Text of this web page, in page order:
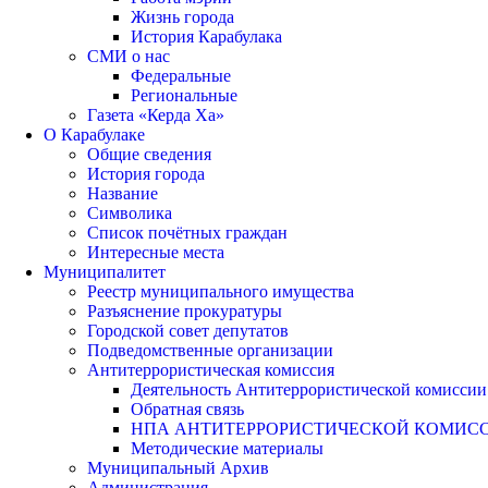
Жизнь города
История Карабулака
СМИ о нас
Федеральные
Региональные
Газета «Керда Ха»
О Карабулаке
Общие сведения
История города
Название
Символика
Список почётных граждан
Интересные места
Муниципалитет
Реестр муниципального имущества
Разъяснение прокуратуры
Городской совет депутатов
Подведомственные организации
Антитеррористическая комиссия
Деятельность Антитеррористической комиссии
Обратная связь
НПА АНТИТЕРРОРИСТИЧЕСКОЙ
Методические материалы
Муниципальный Архив